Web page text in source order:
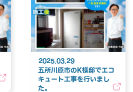
2025.03.29
五所川原市のK様邸でエコ
キュート工事を行いまし
た。